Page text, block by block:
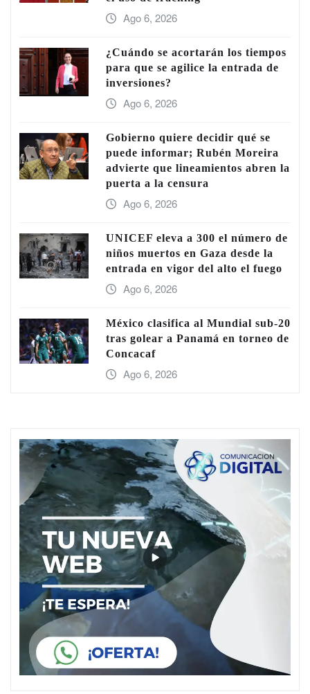
Ago 6, 2026
¿Cuándo se acortarán los tiempos
para que se agilice la entrada de
inversiones?
Ago 6, 2026
Gobierno quiere decidir qué se
puede informar; Rubén Moreira
advierte que lineamientos abren la
puerta a la censura
Ago 6, 2026
UNICEF eleva a 300 el número de
niños muertos en Gaza desde la
entrada en vigor del alto el fuego
Ago 6, 2026
México clasifica al Mundial sub-20
tras golear a Panamá en torneo de
Concacaf
Ago 6, 2026